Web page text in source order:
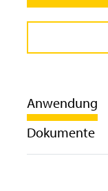
Anwendung
Dokumente